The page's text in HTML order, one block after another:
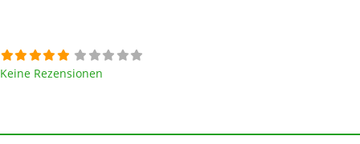
Keine Rezensionen